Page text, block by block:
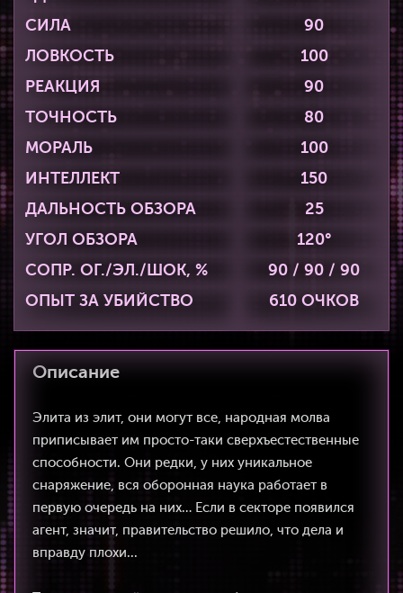
СИЛА
90
ЛОВКОСТЬ
100
РЕАКЦИЯ
90
ТОЧНОСТЬ
80
МОРАЛЬ
100
ИНТЕЛЛЕКТ
150
ДАЛЬНОСТЬ ОБЗОРА
25
УГОЛ ОБЗОРА
120°
СОПР. ОГ./ЭЛ./ШОК, %
90 / 90 / 90
ОПЫТ ЗА УБИЙСТВО
610 ОЧКОВ
Описание
Элита из элит, они могут все, народная молва
приписывает им просто-таки сверхъестественные
способности. Они редки, у них уникальное
снаряжение, вся оборонная наука работает в
первую очередь на них… Если в секторе появился
агент, значит, правительство решило, что дела и
вправду плохи...